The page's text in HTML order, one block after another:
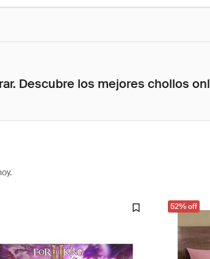
Descubre los mejores chollos
52% off